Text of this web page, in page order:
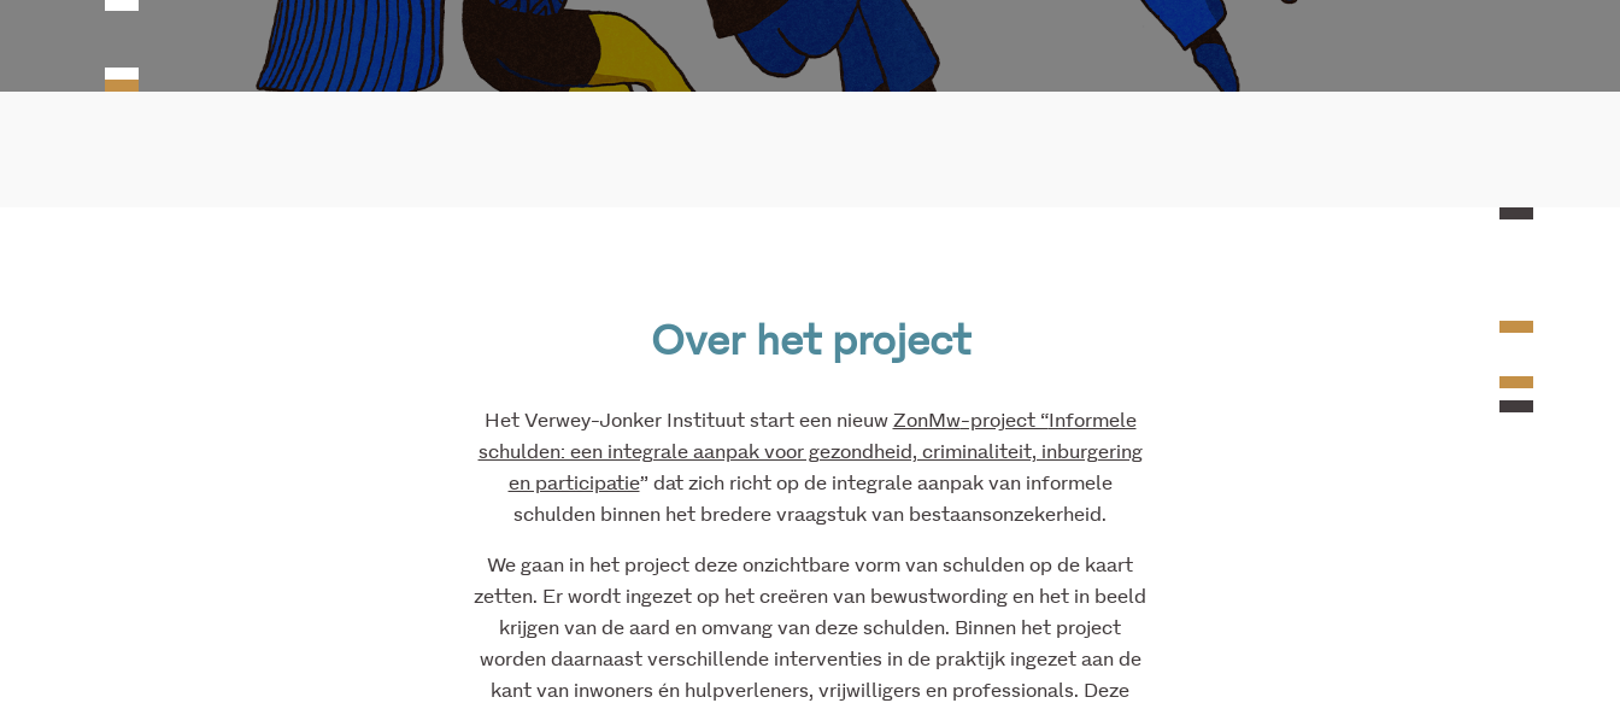
Over het project
Het Verwey-Jonker Instituut start een nieuw ZonMw-project “Informele
schulden: een integrale aanpak voor gezondheid, criminaliteit, inburgering
en participatie” dat zich richt op de integrale aanpak van informele
schulden binnen het bredere vraagstuk van bestaansonzekerheid.
We gaan in het project deze onzichtbare vorm van schulden op de kaart
zetten. Er wordt ingezet op het creëren van bewustwording en het in beeld
krijgen van de aard en omvang van deze schulden. Binnen het project
worden daarnaast verschillende interventies in de praktijk ingezet aan de
kant van inwoners én hulpverleners, vrijwilligers en professionals. Deze